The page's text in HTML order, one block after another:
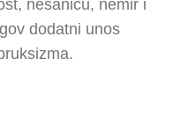
nesanicu, nemir i
dodatni unos